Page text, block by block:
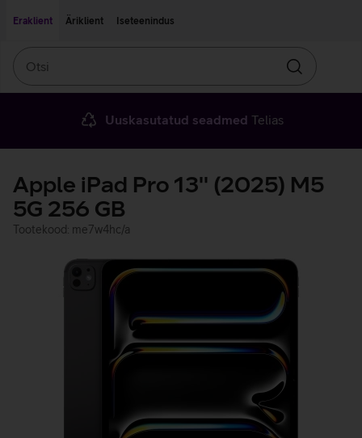
Eraklient
Äriklient Iseteenindus
Otsin
Uuskasutatud seadmed Telias
Apple iPad Pro 13'' (2025) M5
5G 256 GB
Tootekood: me7w4hc/a